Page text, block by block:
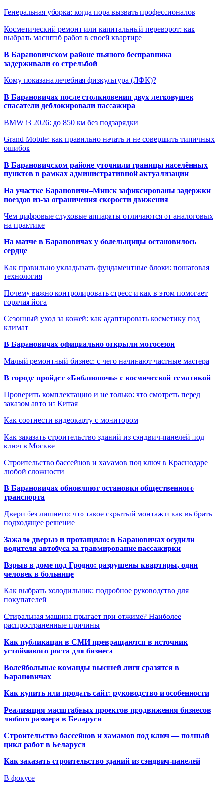
Генеральная уборка: когда пора вызвать профессионалов
Косметический ремонт или капитальный переворот: как
выбрать масштаб работ в своей квартире
В Барановичском районе пьяного бесправника
задерживали со стрельбой
Кому показана лечебная физкультура (ЛФК)?
В Барановичах после столкновения двух легковушек
спасатели деблокировали пассажира
BMW i3 2026: до 850 км без подзарядки
Grand Mobile: как правильно начать и не совершить типичных
ошибок
В Барановичском районе уточнили границы населённых
пунктов в рамках административной актуализации
На участке Барановичи–Минск зафиксированы задержки
поездов из-за ограничения скорости движения
Чем цифровые слуховые аппараты отличаются от аналоговых
на практике
На матче в Барановичах у болельщицы остановилось
сердце
Как правильно укладывать фундаментные блоки: пошаговая
технология
Почему важно контролировать стресс и как в этом помогает
горячая йога
Сезонный уход за кожей: как адаптировать косметику под
климат
В Барановичах официально открыли мотосезон
Малый ремонтный бизнес: с чего начинают частные мастера
В городе пройдет «Библионочь» с космической тематикой
Проверить комплектацию и не только: что смотреть перед
заказом авто из Китая
Как соотнести видеокарту с монитором
Как заказать строительство зданий из сэндвич-панелей под
ключ в Москве
Строительство бассейнов и хамамов под ключ в Краснодаре
любой сложности
В Барановичах обновляют остановки общественного
транспорта
Двери без лишнего: что такое скрытый монтаж и как выбрать
подходящее решение
Зажало дверью и протащило: в Барановичах осудили
водителя автобуса за травмирование пассажирки
Взрыв в доме под Гродно: разрушены квартиры, один
человек в больнице
Как выбрать холодильник: подробное руководство для
покупателей
Стиральная машина прыгает при отжиме? Наиболее
распространенные причины
Как публикации в СМИ превращаются в источник
устойчивого роста для бизнеса
Волейбольные команды высшей лиги сразятся в
Барановичах
Как купить или продать сайт: руководство и особенности
Реализация масштабных проектов продвижения бизнесов
любого размера в Беларуси
Строительство бассейнов и хамамов под ключ — полный
цикл работ в Беларуси
Как заказать строительство зданий из сэндвич-панелей
В фокусе